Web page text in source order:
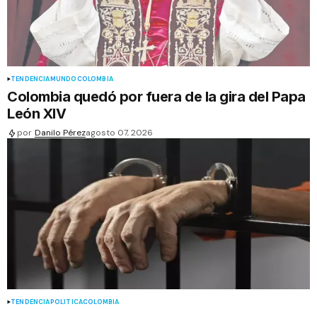
TENDENCIAMUNDOCOLOMBIA
Colombia quedó por fuera de la gira del Papa
León XIV
por Danilo Pérezagosto 07, 2026
TENDENCIAPOLÍTICACOLOMBIA